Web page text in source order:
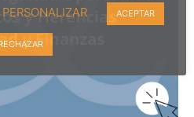
PERSONALIZAR ACEPTAR